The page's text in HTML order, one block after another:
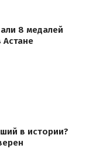
8 медалей
в истории?